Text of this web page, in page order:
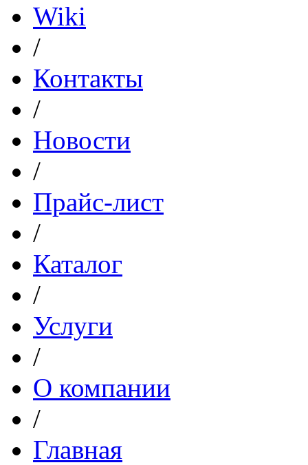
Wiki
/
Контакты
/
Новости
/
Прайс-лист
/
Каталог
/
Услуги
/
О компании
/
Главная